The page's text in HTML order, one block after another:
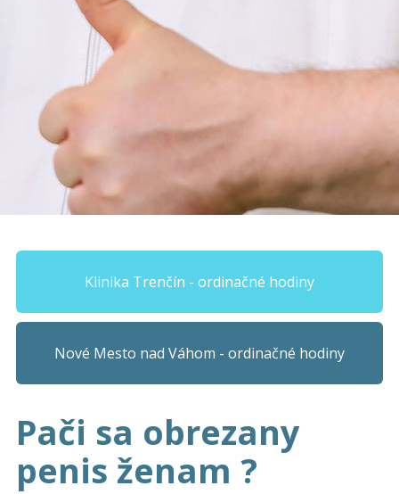
Klinika Trenčín - ordinačné hodiny
Nové Mesto nad Váhom - ordinačné hodiny
Pači sa obrezany
penis ženam ?